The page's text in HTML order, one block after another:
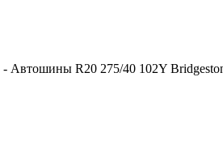
- Автошины R20 275/40 102Y